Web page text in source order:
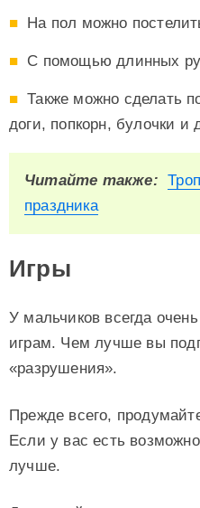
На пол можно
С помощью длинных
Также можно сделать
доги, попкорн, булочки и
Читайте также:
праздника
Игры
У мальчиков всегда
играм. Чем лучше вы
«разрушения».
Прежде всего,
Если у вас есть
лучше.